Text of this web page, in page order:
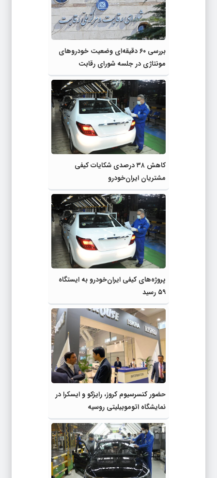
بررسی ۶۰ دقیقه‌ای وضعیت خودروهای
مونتاژی در جلسه شورای رقابت
کاهش ۳۸ درصدی شکایات کیفی
مشتریان ایران‌خودرو
پروژه‌های کیفی ایران‌خودرو به ایستگاه
۵۹ رسید
حضور کنسرسیوم کروز، رایزکو و ایسکرا در
نمایشگاه اتوموبیلیتی روسیه